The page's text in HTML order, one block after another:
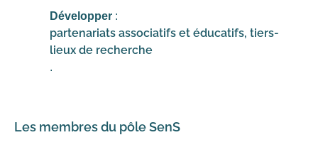
Développer :
partenariats associatifs et éducatifs, tiers-
lieux de recherche
.
Les membres du pôle SenS